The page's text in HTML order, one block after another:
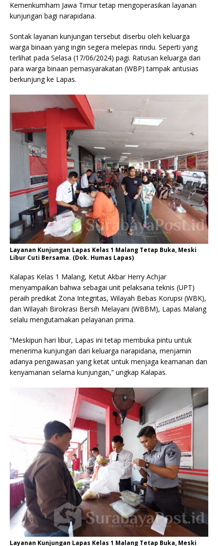
Kemenkumham Jawa Timur tetap mengoperasikan layanan
kunjungan bagi narapidana.
Sontak layanan kunjungan tersebut diserbu oleh keluarga
warga binaan yang ingin segera melepas rindu. Seperti yang
terlihat pada Selasa (17/06/2024) pagi. Ratusan keluarga dari
para warga binaan pemasyarakatan (WBP) tampak antusias
berkunjung ke Lapas.
Layanan Kunjungan Lapas Kelas 1 Malang Tetap Buka, Meski
Libur Cuti Bersama. (Dok. Humas Lapas)
Kalapas Kelas 1 Malang, Ketut Akbar Herry Achjar
menyampaikan bahwa sebagai unit pelaksana teknis (UPT)
peraih predikat Zona Integritas, Wilayah Bebas Korupsi (WBK),
dan Wilayah Birokrasi Bersih Melayani (WBBM), Lapas Malang
selalu mengutamakan pelayanan prima.
“Meskipun hari libur, Lapas ini tetap membuka pintu untuk
menerima kunjungan dari keluarga narapidana, menjamin
adanya pengawasan yang ketat untuk menjaga keamanan dan
kenyamanan selama kunjungan,” ungkap Kalapas.
Layanan Kunjungan Lapas Kelas 1 Malang Tetap Buka, Meski